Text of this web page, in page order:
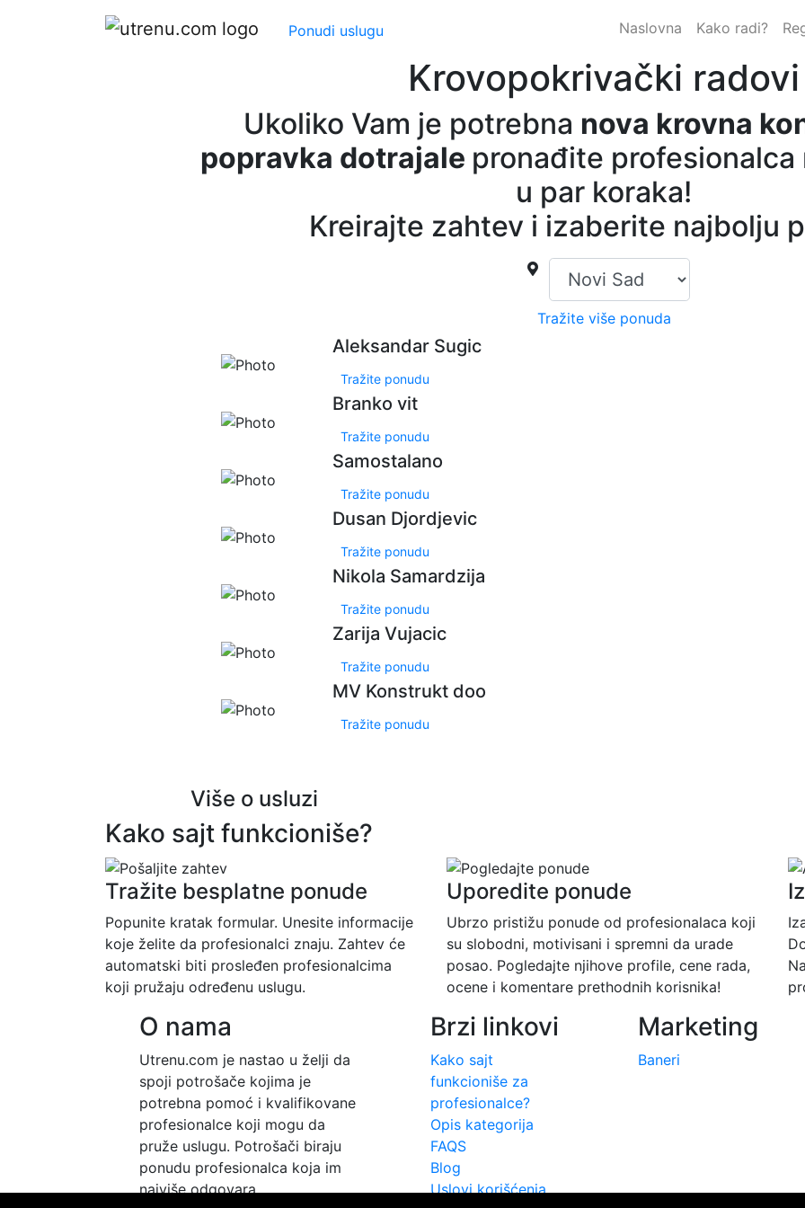
Ponudi uslugu Naslovna Kako radi?
Krovopokrivački radovi
Ukoliko Vam je potrebna nova krovna
popravka dotrajale pronađite profesionalca
u par koraka!
Kreirajte zahtev i izaberite najbolju
Tražite više ponuda
Aleksandar Sugic
Tražite ponudu
Branko vit
Tražite ponudu
Samostalano
Tražite ponudu
Dusan Djordjevic
Tražite ponudu
Nikola Samardzija
Tražite ponudu
Zarija Vujacic
Tražite ponudu
MV Konstrukt doo
Tražite ponudu
Više o usluzi
Kako sajt funkcioniše?
Tražite besplatne ponude
Popunite kratak formular. Unesite informacije
koje želite da profesionalci znaju. Zahtev će
automatski biti prosleđen profesionalcima
koji pružaju određenu uslugu.
Uporedite ponude
Ubrzo pristižu ponude od profesionalaca koji
su slobodni, motivisani i spremni da urade
posao. Pogledajte njihove profile, cene rada,
ocene i komentare prethodnih korisnika!
O nama
Utrenu.com je nastao u želji da
spoji potrošače kojima je
potrebna pomoć i kvalifikovane
profesionalce koji mogu da
pruže uslugu. Potrošači biraju
ponudu profesionalca koja im
najviše odgovara.
Brzi linkovi
Kako sajt
funkcioniše za
profesionalce?
Opis kategorija
FAQS
Blog
Uslovi korišćenja
Marketing
Baneri